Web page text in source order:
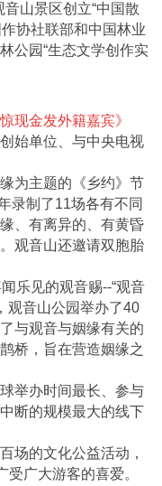
山景区创立“中国散
协社联部和中国林业
公园“生态文学创作实
现金发外籍嘉宾》
始单位、与中央电视
为主题的《乡约》节
录制了11场各有不同
、有离异的、有黄昏
观音山还邀请双胞胎
乐见的观音赐--“观音
观音山公园举办了40
与观音与姻缘有关的
桥，旨在营造姻缘之
举办时间最长、参与
断的规模最大的线下
场的文化公益活动，
受广大游客的喜爱。